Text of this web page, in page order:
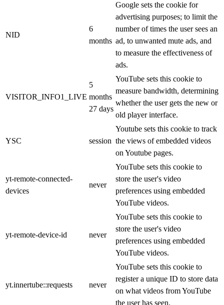
NID
6
months
Google sets the cookie for
advertising purposes; to limit the
number of times the user sees an
ad, to unwanted mute ads, and
to measure the effectiveness of
ads.
VISITOR_INFO1_LIVE
5
months
27 days
YouTube sets this cookie to
measure bandwidth, determining
whether the user gets the new or
old player interface.
YSC session
Youtube sets this cookie to track
the views of embedded videos
on Youtube pages.
yt-remote-connected-
devices
never
YouTube sets this cookie to
store the user's video
preferences using embedded
YouTube videos.
yt-remote-device-id never
YouTube sets this cookie to
store the user's video
preferences using embedded
YouTube videos.
yt.innertube::requests never
YouTube sets this cookie to
register a unique ID to store data
on what videos from YouTube
the user has seen.